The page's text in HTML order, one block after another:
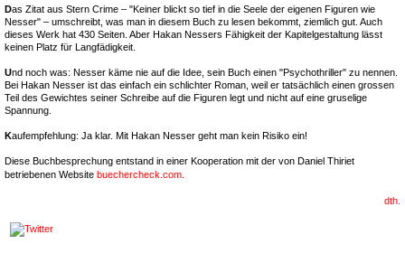
Das Zitat aus Stern Crime – "Keiner blickt so tief in die Seele der eigenen Figuren wie
Nesser" – umschreibt, was man in diesem Buch zu lesen bekommt, ziemlich gut. Auch
dieses Werk hat 430 Seiten. Aber Hakan Nessers Fähigkeit der Kapitelgestaltung lässt
keinen Platz für Langfädigkeit.
Und noch was: Nesser käme nie auf die Idee, sein Buch einen "Psychothriller" zu nennen.
Bei Hakan Nesser ist das einfach ein schlichter Roman, weil er tatsächlich einen grossen
Teil des Gewichtes seiner Schreibe auf die Figuren legt und nicht auf eine gruselige
Spannung.
Kaufempfehlung: Ja klar. Mit Hakan Nesser geht man kein Risiko ein!
Diese Buchbesprechung entstand in einer Kooperation mit der von Daniel Thiriet
betriebenen Website buechercheck.com.
dth.